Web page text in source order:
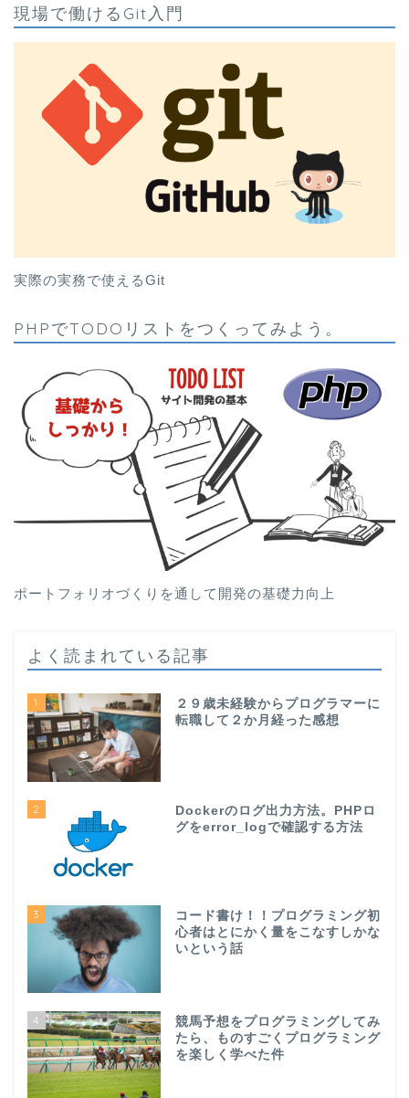
現場で働けるGit入門
実際の実務で使えるGit
PHPでTODOリストをつくってみよう。
ポートフォリオづくりを通して開発の基礎力向上
よく読まれている記事
1
２９歳未経験からプログラマーに
転職して２か月経った感想
2
Dockerのログ出力方法。PHPロ
グをerror_logで確認する方法
3
コード書け！！プログラミング初
心者はとにかく量をこなすしかな
いという話
4
競馬予想をプログラミングしてみ
たら、ものすごくプログラミング
を楽しく学べた件